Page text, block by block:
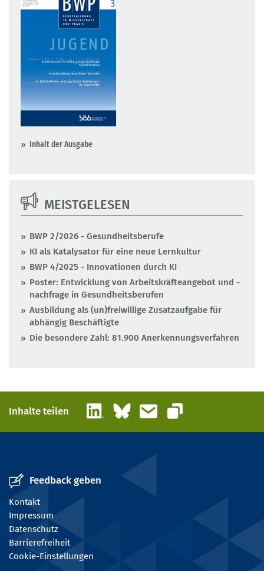
Inhalt der Ausgabe
MEISTGELESEN
BWP 2/2026 - Gesundheitsberufe
KI als Katalysator für eine neue Lernkultur
BWP 4/2025 - Innovationen durch KI
Poster: Entwicklung von Arbeitskräfteangebot und -
nachfrage in Gesundheitsberufen
Ausbildung als (un)freiwillige Zusatzaufgabe für
abhängig Beschäftigte
Die besondere Zahl: 81.900 Anerkennungsverfahren
Inhalte teilen LinkedInBlueskyE-Mail
Link kopieren
Feedback geben
Kontakt
Impressum
Datenschutz
Barrierefreiheit
Cookie-Einstellungen